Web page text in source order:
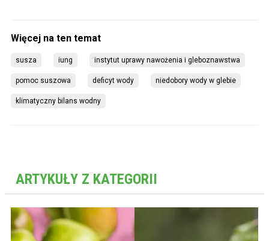
susza iung instytut uprawy nawożenia i gleboznawstwa
pomoc suszowa deficyt wody niedobory wody w glebie
klimatyczny bilans wodny
ARTYKUŁY Z KATEGORII